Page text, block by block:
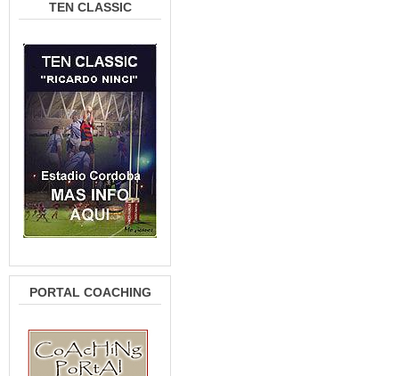
TEN CLASSIC
PORTAL COACHING